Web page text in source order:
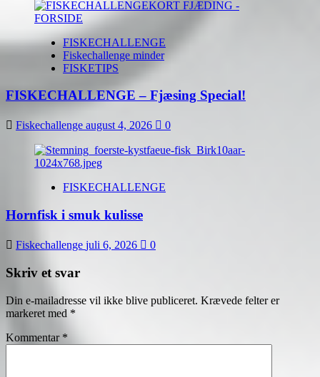
FISKECHALLENGE
Fiskechallenge minder
FISKETIPS
FISKECHALLENGE – Fjæsing Special!
Fiskechallenge august 4, 2026 0
FISKECHALLENGE
Hornfisk i smuk kulisse
Fiskechallenge juli 6, 2026 0
Skriv et svar
Din e-mailadresse vil ikke blive publiceret. Krævede felter er
markeret med *
Kommentar *